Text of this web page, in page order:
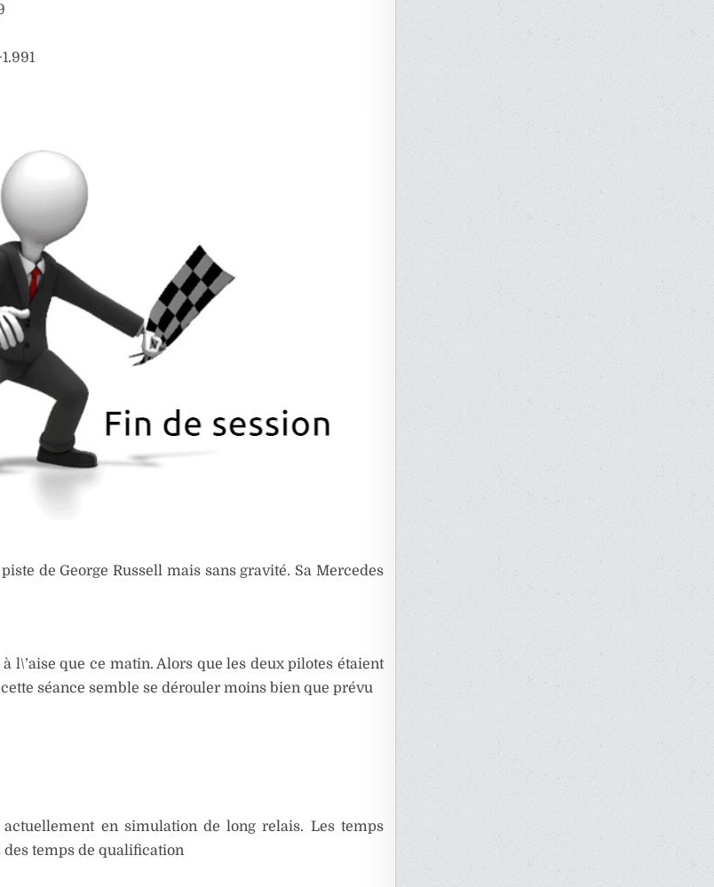
de George Russell mais sans gravité. Sa Mercedes
l\’aise que ce matin. Alors que les deux pilotes étaient
cette séance semble se dérouler moins bien que prévu
en simulation de long relais. Les temps
des temps de qualification